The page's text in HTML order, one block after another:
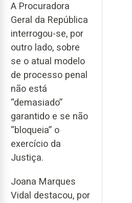
A Procuradora
Geral da República
interrogou-se, por
outro lado, sobre
se o atual modelo
de processo penal
não está
“demasiado”
garantido e se não
“bloqueia” o
exercício da
Justiça.
Joana Marques
Vidal destacou, por